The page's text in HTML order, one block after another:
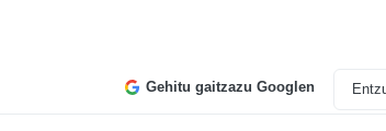
Gehitu gaitzazu Googlen